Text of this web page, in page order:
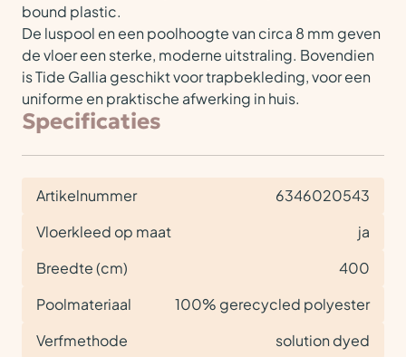
bound plastic.
De luspool en een poolhoogte van circa 8 mm geven
de vloer een sterke, moderne uitstraling. Bovendien
is Tide Gallia geschikt voor trapbekleding, voor een
uniforme en praktische afwerking in huis.
Specificaties
Artikelnummer
6346020543
Vloerkleed op maat
ja
Breedte (cm)
400
Poolmateriaal
100% gerecycled polyester
Verfmethode
solution dyed